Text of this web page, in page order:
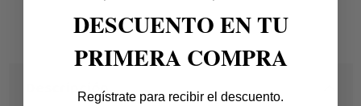
Descripción
DESCUENTO EN TU
PRIMERA COMPRA
Regístrate para recibir el descuento.